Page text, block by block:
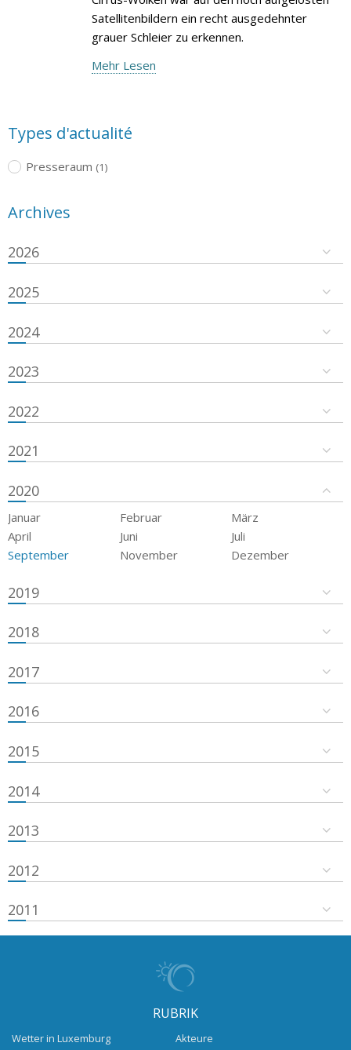
Satellitenbildern ein recht ausgedehnter
grauer Schleier zu erkennen.
Mehr Lesen
Types d'actualité
Presseraum (1)
Archives
2026
2025
2024
2023
2022
2021
2020
Januar Februar
März
April
Juni
Juli
September
November Dezember
2019
2018
2017
2016
2015
2014
2013
2012
2011
RUBRIK
Wetter in Luxemburg
Akteure